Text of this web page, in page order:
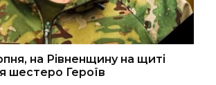
на Рівненщину на щиті
шестеро Героїв